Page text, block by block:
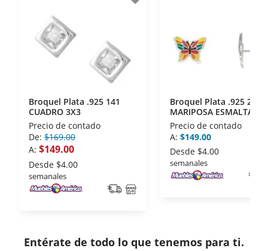
- Nos encontramos en la lista de socios Activos de
la Asociación de Internet.MX.
Broquel Plata .925 141
CUADRO 3X3
Precio de contado
De: $169.00
A: $149.00
Desde $4.00
semanales
Broquel Plata .925 220P
MARIPOSA ESMALTADA
MULTICOLOR
Precio de contado
A: $149.00
Desde $4.00
semanales
Entérate de todo lo que tenemos para ti.